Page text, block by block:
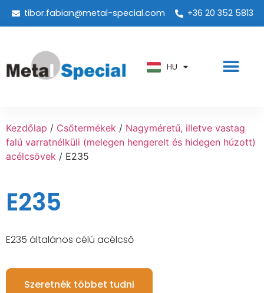
tibor.fabian@metal-special.com +36 20 352 5813
HU
PT
AR
Kezdőlap / Csőtermékek / Nagyméretű, illetve vastag
falú varratnélküli (melegen hengerelt és hidegen húzott)
acélcsövek / E235
E235
E235 általános célú acélcső
Szeretnék többet tudni